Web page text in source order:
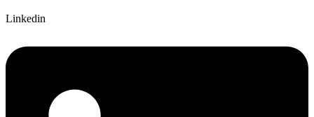
Linkedin